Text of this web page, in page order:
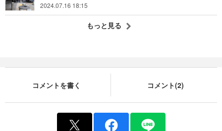
2024.07.16 18:15
もっと見る
コメントを書く コメント(2)